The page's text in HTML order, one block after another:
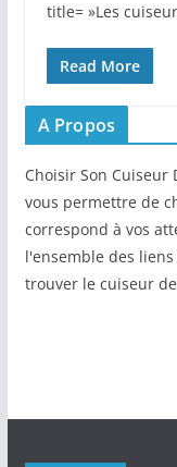
title= »Les
Read More
A Propos
Choisir Son Cuiseur
vous permettre de
correspond à vos
l'ensemble des
trouver le cuiseur